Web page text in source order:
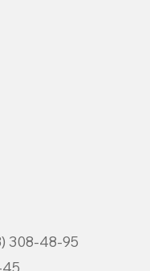
308-48-95